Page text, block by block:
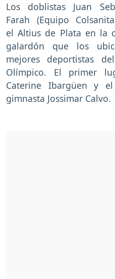
Los doblistas Juan
Farah (Equipo
el Altius de Plata en la
galardón que los
mejores deportistas
Olímpico. El primer
Caterine Ibargüen y
gimnasta Jossimar Calvo.